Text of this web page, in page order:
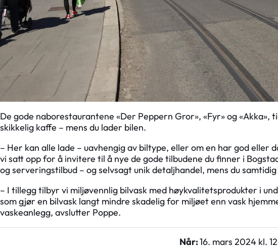
De gode naborestaurantene «Der Peppern Gror», «Fyr» og
skikkelig kaffe – mens du lader bilen.
– Her kan alle lade – uavhengig av biltype, eller om en har god eller
vi satt opp for å invitere til å nye de gode tilbudene du finner i
og serveringstilbud – og selvsagt unik detaljhandel, mens du
– I tillegg tilbyr vi miljøvennlig bilvask med høykvalitetsprodukter i
som gjør en bilvask langt mindre skadelig for miljøet enn vask
vaskeanlegg, avslutter Poppe.
Når:16. mars 2024 kl.